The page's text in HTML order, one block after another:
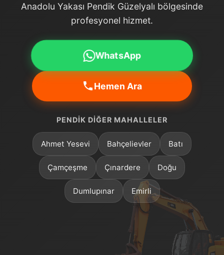
Anadolu Yakası Pendik Güzelyalı bölgesinde
profesyonel hizmet.
WhatsApp
Hemen Ara
PENDIK DIĞER MAHALLELER
Ahmet Yesevi Bahçelievler Batı
Çamçeşme Çınardere Doğu
Dumlupınar Emirli